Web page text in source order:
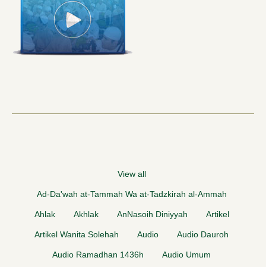
View all
Ad-Da'wah at-Tammah Wa at-Tadzkirah al-Ammah
Ahlak Akhlak AnNasoih Diniyyah Artikel
Artikel Wanita Solehah Audio Audio Dauroh
Audio Ramadhan 1436h Audio Umum